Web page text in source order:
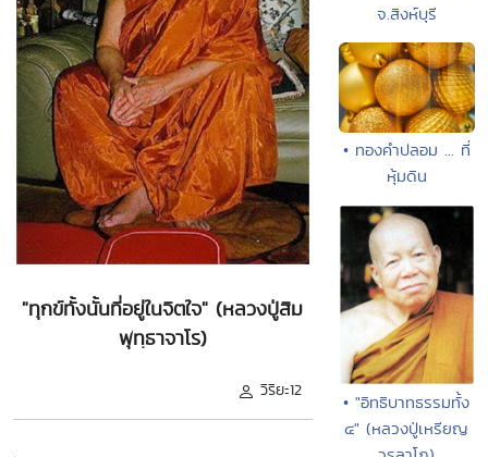
"ทุกข์ทั้งนั้นที่อยู่ในจิตใจ" (หลวงปู่สิม
พุทฺธาจาโร)
วิริยะ12
จ.สิงห์บุรี
• ทองคำปลอม ... ที่
หุ้มดิน
• "อิทธิบาทธรรมทั้ง
๔" (หลวงปู่เหรียญ